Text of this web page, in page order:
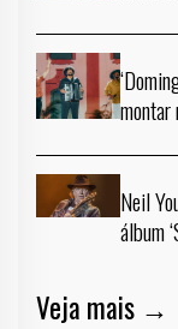
Neil
álbum
Veja mais →